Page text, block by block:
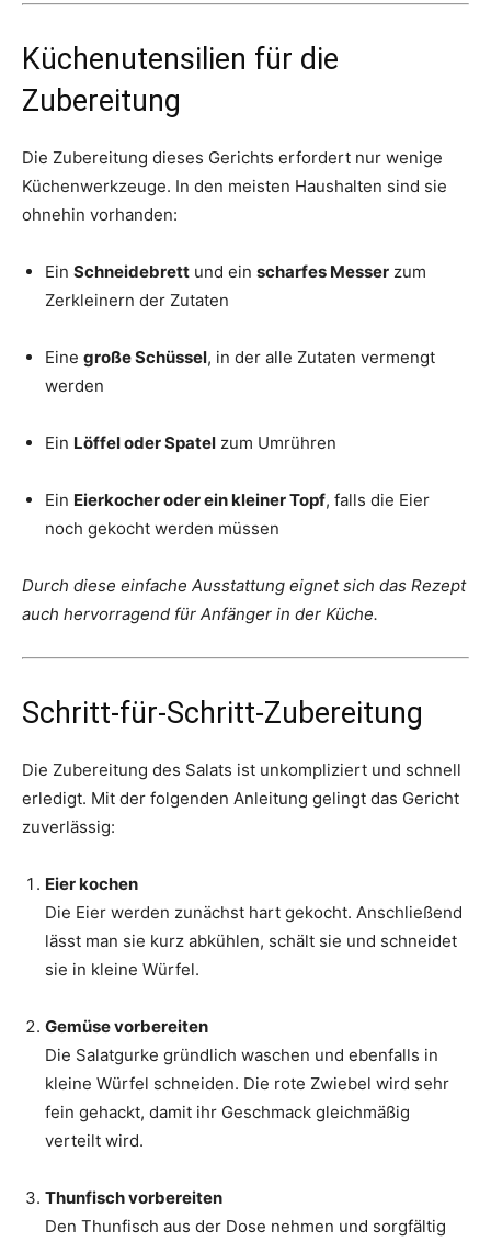
Küchenutensilien für die
Zubereitung
Die Zubereitung dieses Gerichts erfordert nur wenige
Küchenwerkzeuge. In den meisten Haushalten sind sie
ohnehin vorhanden:
Ein Schneidebrett und ein scharfes Messer zum
Zerkleinern der Zutaten
Eine große Schüssel, in der alle Zutaten vermengt
werden
Ein Löffel oder Spatel zum Umrühren
Ein Eierkocher oder ein kleiner Topf, falls die Eier
noch gekocht werden müssen
Durch diese einfache Ausstattung eignet sich das Rezept
auch hervorragend für Anfänger in der Küche.
Schritt-für-Schritt-Zubereitung
Die Zubereitung des Salats ist unkompliziert und schnell
erledigt. Mit der folgenden Anleitung gelingt das Gericht
zuverlässig:
Eier kochen
Die Eier werden zunächst hart gekocht. Anschließend
lässt man sie kurz abkühlen, schält sie und schneidet
sie in kleine Würfel.
Gemüse vorbereiten
Die Salatgurke gründlich waschen und ebenfalls in
kleine Würfel schneiden. Die rote Zwiebel wird sehr
fein gehackt, damit ihr Geschmack gleichmäßig
verteilt wird.
Thunfisch vorbereiten
Den Thunfisch aus der Dose nehmen und sorgfältig